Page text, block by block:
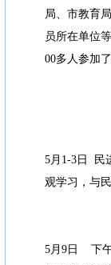
局、市教育
员所在单位
00多人参加
5月1-3日 民
观学习，与
5月9日 下午